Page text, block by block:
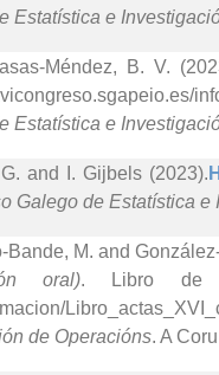
Estatística e
Méndez, B. V.
Estatística e
and I. Gijbels (2023).
Galego de Estatística
M. and
oral). Libro de
de Operacións. A